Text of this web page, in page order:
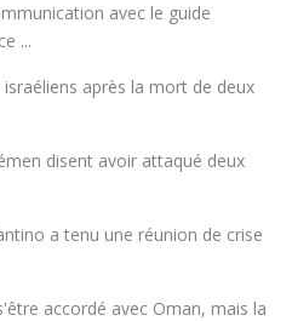
avec le guide
...
après la mort de deux
disent avoir attaqué deux
a tenu une réunion de crise
accordé avec Oman, mais la